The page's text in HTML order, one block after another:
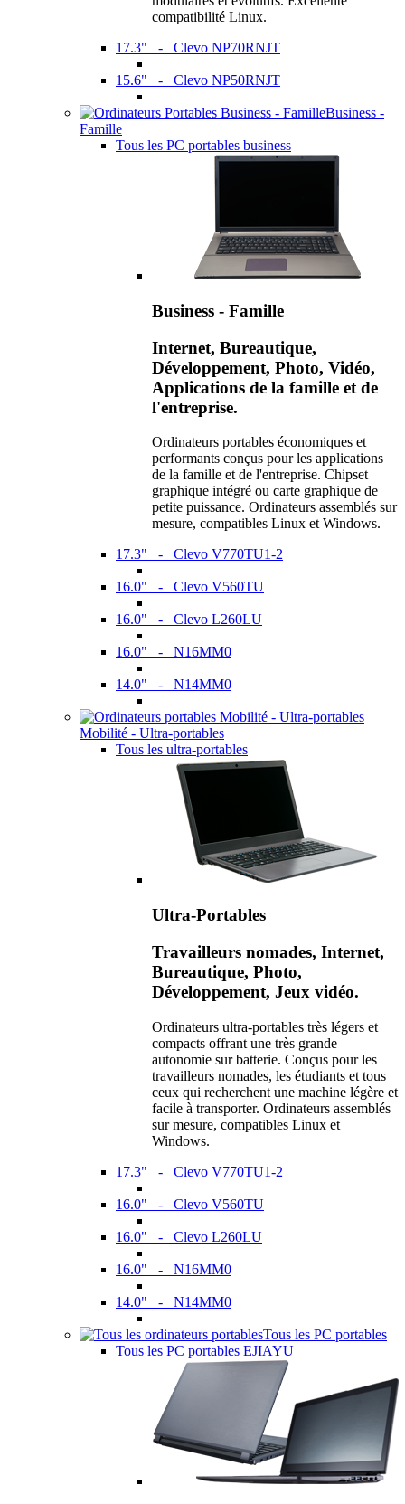
compatibilité Linux.
17.3" - Clevo NP70RNJT
15.6" - Clevo NP50RNJT
Business -
Famille
Tous les PC portables business
Business - Famille
Internet, Bureautique,
Développement, Photo, Vidéo,
Applications de la famille et de
l'entreprise.
Ordinateurs portables économiques et
performants conçus pour les applications
de la famille et de l'entreprise. Chipset
graphique intégré ou carte graphique de
petite puissance. Ordinateurs assemblés sur
mesure, compatibles Linux et Windows.
17.3" - Clevo V770TU1-2
16.0" - Clevo V560TU
16.0" - Clevo L260LU
16.0" - N16MM0
14.0" - N14MM0
Mobilité - Ultra-portables
Tous les ultra-portables
Ultra-Portables
Travailleurs nomades, Internet,
Bureautique, Photo,
Développement, Jeux vidéo.
Ordinateurs ultra-portables très légers et
compacts offrant une très grande
autonomie sur batterie. Conçus pour les
travailleurs nomades, les étudiants et tous
ceux qui recherchent une machine légère et
facile à transporter. Ordinateurs assemblés
sur mesure, compatibles Linux et
Windows.
17.3" - Clevo V770TU1-2
16.0" - Clevo V560TU
16.0" - Clevo L260LU
16.0" - N16MM0
14.0" - N14MM0
Tous les PC portables
Tous les PC portables EJIAYU